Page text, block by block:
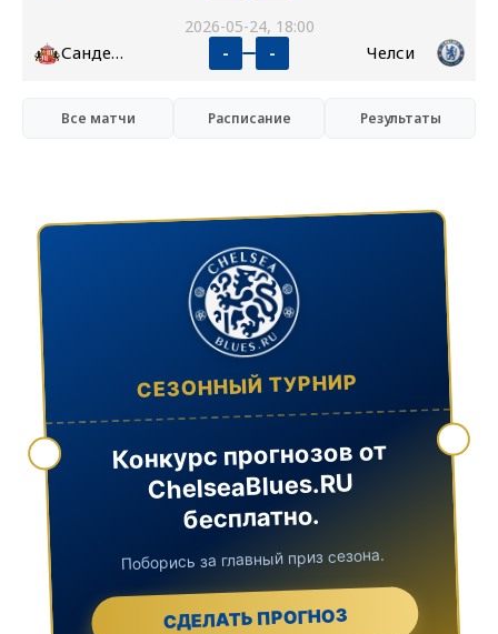
2026-05-24, 18:00
Сандерленд - - Челси
Все матчи Расписание Результаты
СЕЗОННЫЙ ТУРНИР
Конкурс прогнозов от
ChelseaBlues.RU
бесплатно.
Поборись за главный приз сезона.
СДЕЛАТЬ ПРОГНОЗ